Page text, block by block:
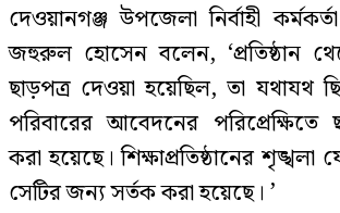
দেওয়ানগঞ্জ উপজেলা নির্বাহী
জহুরুল হোসেন বলেন, ‘প্রতিষ্ঠান
ছাড়পত্র দেওয়া হয়েছিল, তা যথাযথ
পরিবারের আবেদনের পরিপ্রেক্ষিতে
করা হয়েছে। শিক্ষাপ্রতিষ্ঠানের
সেটির জন্য সর্তক করা হয়েছে। ’